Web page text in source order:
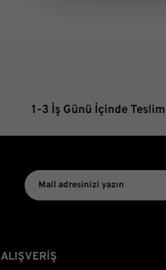
1-3 İş Günü İçinde Teslim
ALIŞVERİŞ